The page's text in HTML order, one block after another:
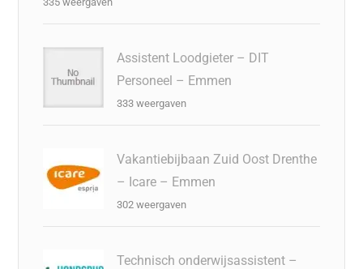
Assistent Loodgieter – DIT
Personeel – Emmen
333 weergaven
Vakantiebijbaan Zuid Oost Drenthe
– Icare – Emmen
302 weergaven
Technisch onderwijsassistent –